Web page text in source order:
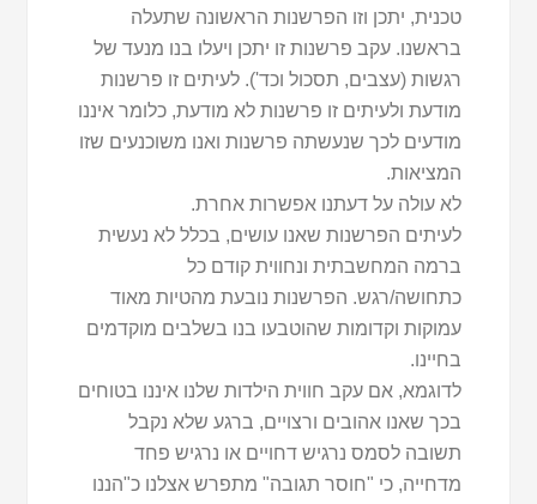
טכנית, יתכן וזו הפרשנות הראשונה שתעלה
בראשנו. עקב פרשנות זו יתכן ויעלו בנו מנעד של
רגשות (עצבים, תסכול וכד'). לעיתים זו פרשנות
מודעת ולעיתים זו פרשנות לא מודעת, כלומר איננו
מודעים לכך שנעשתה פרשנות ואנו משוכנעים שזו
המציאות.
לא עולה על דעתנו אפשרות אחרת.
לעיתים הפרשנות שאנו עושים, בכלל לא נעשית
ברמה המחשבתית ונחווית קודם כל
כתחושה/רגש. הפרשנות נובעת מהטיות מאוד
עמוקות וקדומות שהוטבעו בנו בשלבים מוקדמים
בחיינו.
לדוגמא, אם עקב חווית הילדות שלנו איננו בטוחים
בכך שאנו אהובים ורצויים, ברגע שלא נקבל
תשובה לסמס נרגיש דחויים או נרגיש פחד
מדחייה, כי "חוסר תגובה" מתפרש אצלנו כ"הננו